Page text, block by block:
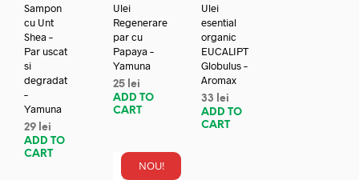
Sampon
cu Unt
Shea –
Par uscat
si
degradat
–
Yamuna
29 lei
ADD TO
CART
Ulei
Regenerare
par cu
Papaya –
Yamuna
25 lei
ADD TO
CART
Ulei
esential
organic
EUCALIPT
Globulus –
Aromax
33
lei
ADD TO
CART
NOU!